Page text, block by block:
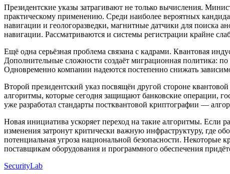
Президентские указы затрагивают не только вычисления.
практическому применению. Среди наиболее вероятных
навигации и геологоразведки, магнитные датчики для поиска
навигации. Рассматриваются и системы регистрации крайне
Ещё одна серьёзная проблема связана с кадрами. Квантовая
Дополнительные сложности создаёт миграционная политика:
Одновременно компании надеются постепенно снижать
Второй президентский указ посвящён другой стороне
алгоритмы, которые сегодня защищают банковские операции,
уже разработал стандарты постквантовой криптографии —
Новая инициатива ускоряет переход на такие алгоритмы. Если
изменения затронут критически важную инфраструктуру, где
потенциальная угроза национальной безопасности.
поставщикам оборудования и программного обеспечения
SecurityLab